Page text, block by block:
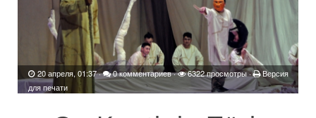
20 апреля, 01:37· 0 комментариев· 6322 просмотры ·
Версия
для печати